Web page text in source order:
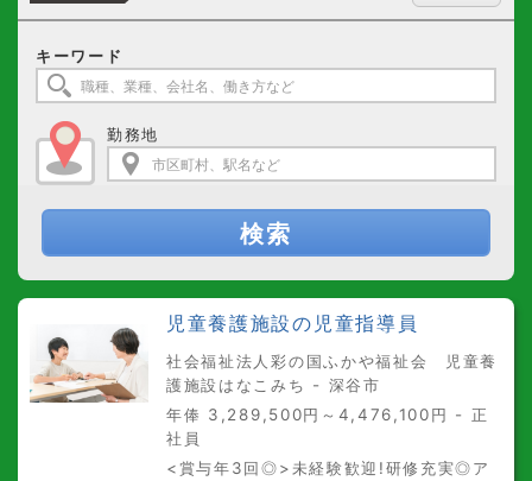
キーワード
勤務地
検索
児童養護施設の児童指導員
社会福祉法人彩の国ふかや福祉会 児童養
護施設はなこみち - 深谷市
年俸 3,289,500円～4,476,100円 - 正
社員
<賞与年3回◎>未経験歓迎!研修充実◎ア